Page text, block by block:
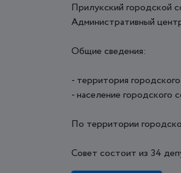
Прилукский городской
Административный
Общие сведения:
- территория
- население городского
По территории
Совет состоит из 34